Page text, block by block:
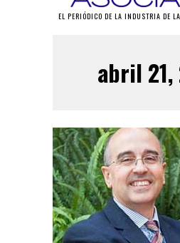
EL PERIÓDICO DE LA INDUSTRIA DE
abril 21,